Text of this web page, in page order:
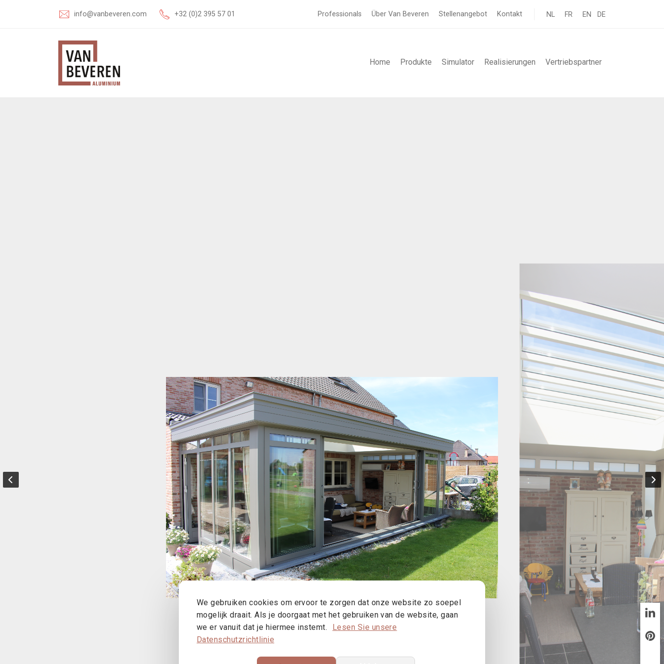
info@vanbeveren.com +32 (0)2 395 57 01 Professionals Über Van Beveren Stellenangebot Kontakt NL FR EN DE
Home Produkte Simulator Realisierungen Vertriebspartner
We gebruiken cookies om ervoor te zorgen dat onze website zo soepel
mogelijk draait. Als je doorgaat met het gebruiken van de website, gaan
we er vanuit dat je hiermee instemt.
Lesen Sie unsere
Datenschutzrichtlinie